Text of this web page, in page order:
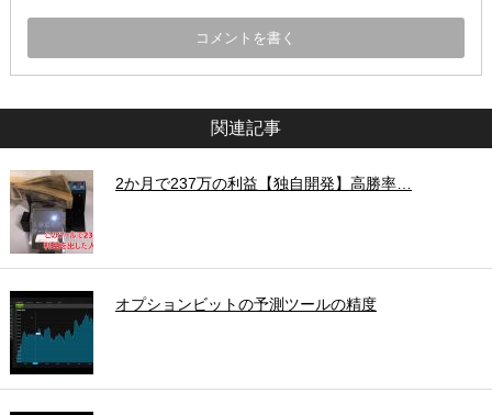
関連記事
2か月で237万の利益【独自開発】高勝率…
オプションビットの予測ツールの精度